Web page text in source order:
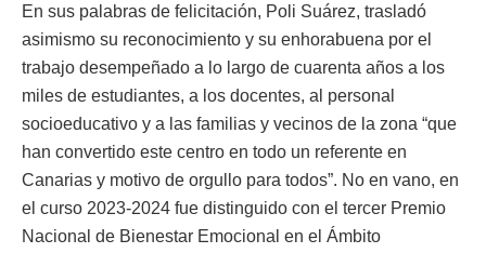
En sus palabras de felicitación, Poli Suárez, trasladó
asimismo su reconocimiento y su enhorabuena por el
trabajo desempeñado a lo largo de cuarenta años a los
miles de estudiantes, a los docentes, al personal
socioeducativo y a las familias y vecinos de la zona “que
han convertido este centro en todo un referente en
Canarias y motivo de orgullo para todos”. No en vano, en
el curso 2023-2024 fue distinguido con el tercer Premio
Nacional de Bienestar Emocional en el Ámbito